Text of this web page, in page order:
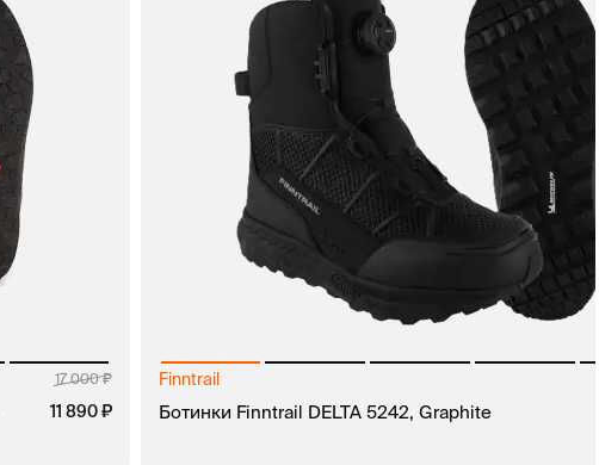
17 000
11 890
Finntrail
Ботинки Finntrail DELTA 5242, Graphite